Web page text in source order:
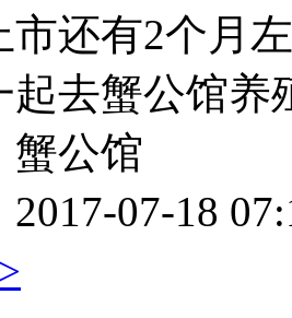
市还有2个月
起去蟹公馆
蟹公馆
07-18